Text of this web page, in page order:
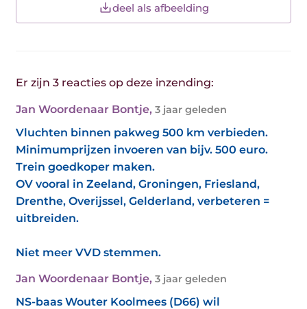
deel als afbeelding
Er zijn 3 reacties op deze inzending:
Jan Woordenaar Bontje, 3 jaar geleden
Vluchten binnen pakweg 500 km verbieden.
Minimumprijzen invoeren van bijv. 500 euro.
Trein goedkoper maken.
OV vooral in Zeeland, Groningen, Friesland,
Drenthe, Overijssel, Gelderland, verbeteren =
uitbreiden.
Niet meer VVD stemmen.
Jan Woordenaar Bontje, 3 jaar geleden
NS-baas Wouter Koolmees (D66) wil